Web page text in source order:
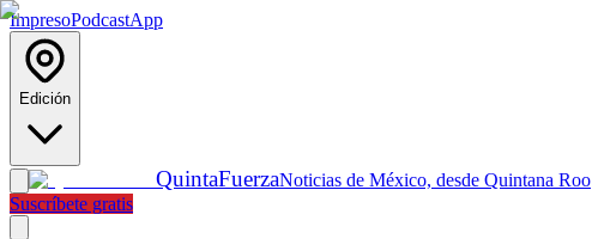
ImpresoPodcastApp
Edición
QuintaFuerzaNoticias de México, desde Quintana Roo
Suscríbete gratis